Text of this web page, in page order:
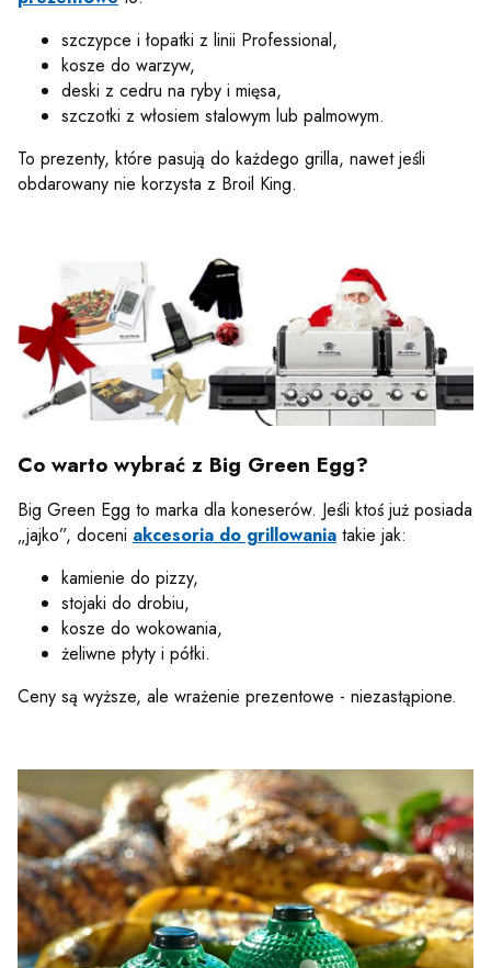
szczypce i łopatki z linii Professional,
kosze do warzyw,
deski z cedru na ryby i mięsa,
szczotki z włosiem stalowym lub palmowym.
To prezenty, które pasują do każdego grilla, nawet jeśli
obdarowany nie korzysta z Broil King.
Co warto wybrać z Big Green Egg?
Big Green Egg to marka dla koneserów. Jeśli ktoś już posiada
„jajko”, doceni akcesoria do grillowania takie jak:
kamienie do pizzy,
stojaki do drobiu,
kosze do wokowania,
żeliwne płyty i półki.
Ceny są wyższe, ale wrażenie prezentowe - niezastąpione.